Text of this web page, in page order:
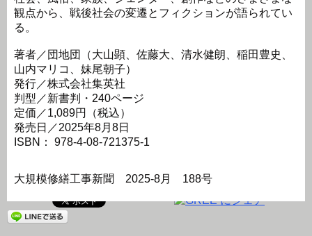
観点から、戦後社会の変遷とフィクションが語られてい
る。
著者／団地団（大山顕、佐藤大、清水健朗、稲田豊史、
山内マリコ、妹尾朝子）
発行／株式会社集英社
判型／新書判・240ページ
定価／1,089円（税込）
発売日／2025年8月8日
ISBN： 978-4-08-721375-1
大規模修繕工事新聞 2025-8月 188号